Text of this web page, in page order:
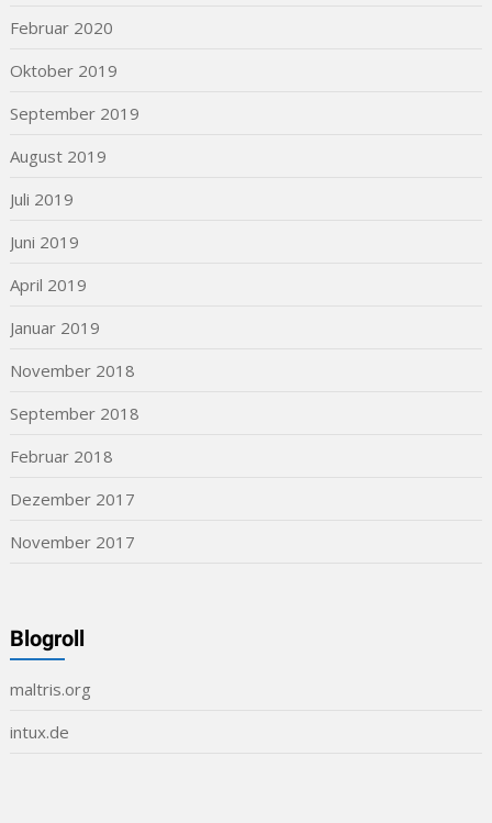
Februar 2020
Oktober 2019
September 2019
August 2019
Juli 2019
Juni 2019
April 2019
Januar 2019
November 2018
September 2018
Februar 2018
Dezember 2017
November 2017
Blogroll
maltris.org
intux.de